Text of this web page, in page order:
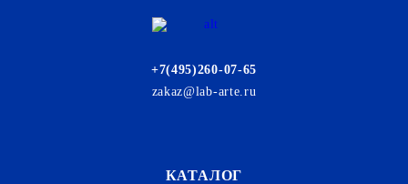
+7(495)260-07-65
zakaz@lab-arte.ru
КАТАЛОГ